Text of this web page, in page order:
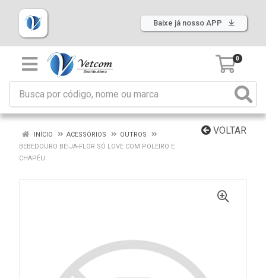
Baixe já nosso APP
0
VOLTAR
INÍCIO ACESSÓRIOS
OUTROS
BEBEDOURO BEIJA-FLOR SÓ LOVE COM POLEIRO E
CHAPÉU